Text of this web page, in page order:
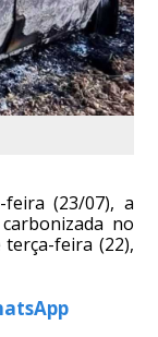
(23/07), a
no
feira (22),